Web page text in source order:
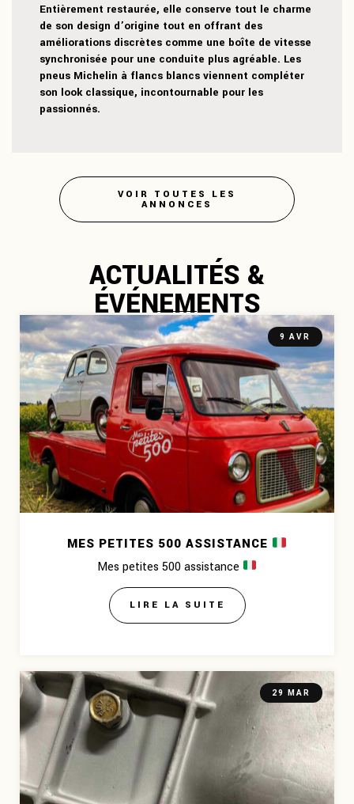
Entièrement restaurée, elle conserve tout le charme
de son design d’origine tout en offrant des
améliorations discrètes comme une boîte de vitesse
synchronisée pour une conduite plus agréable. Les
pneus Michelin à flancs blancs viennent compléter
son look classique, incontournable pour les
passionnés.
VOIR TOUTES LES
ANNONCES
ACTUALITÉS &
ÉVÉNEMENTS
9 AVR
MES PETITES 500 ASSISTANCE
Mes petites 500 assistance
LIRE LA SUITE
29 MAR